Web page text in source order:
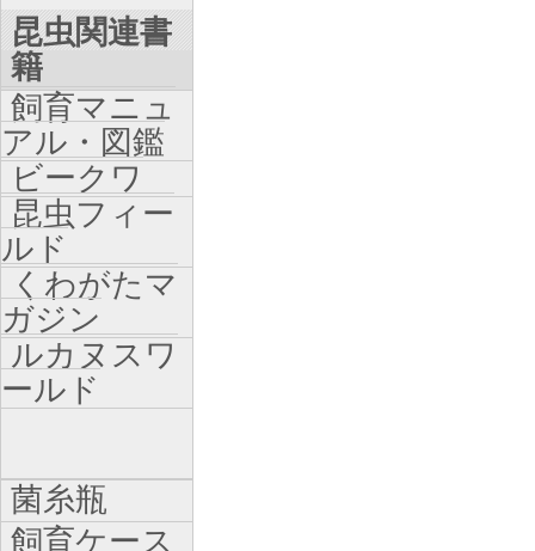
昆虫関連書
籍
飼育マニュ
アル・図鑑
ビークワ
昆虫フィー
ルド
くわがたマ
ガジン
ルカヌスワ
ールド
菌糸瓶
飼育ケース